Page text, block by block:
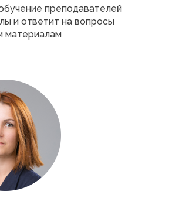
преподавателей
и ответит на вопросы
материалам